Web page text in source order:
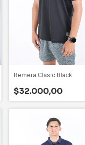
Remera Clasic Black
$32.000,00